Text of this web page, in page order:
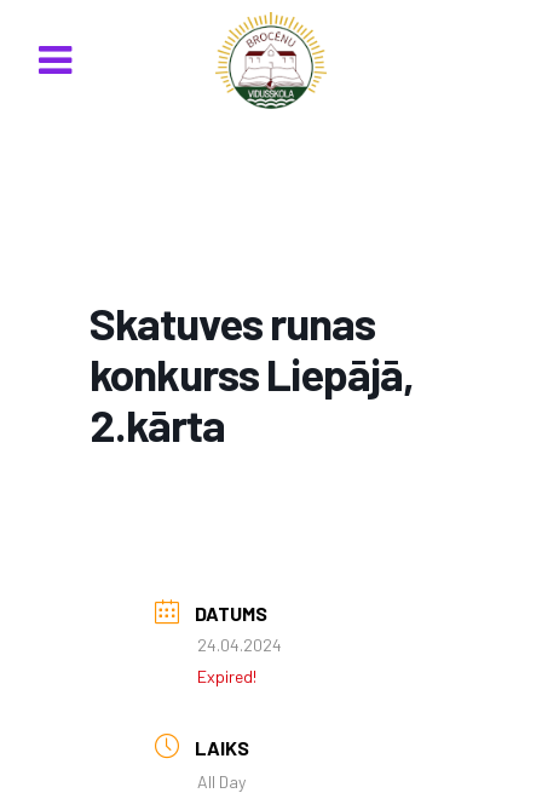
Skatuves runas
konkurss Liepājā,
2.kārta
DATUMS
24.04.2024
Expired!
LAIKS
All Day